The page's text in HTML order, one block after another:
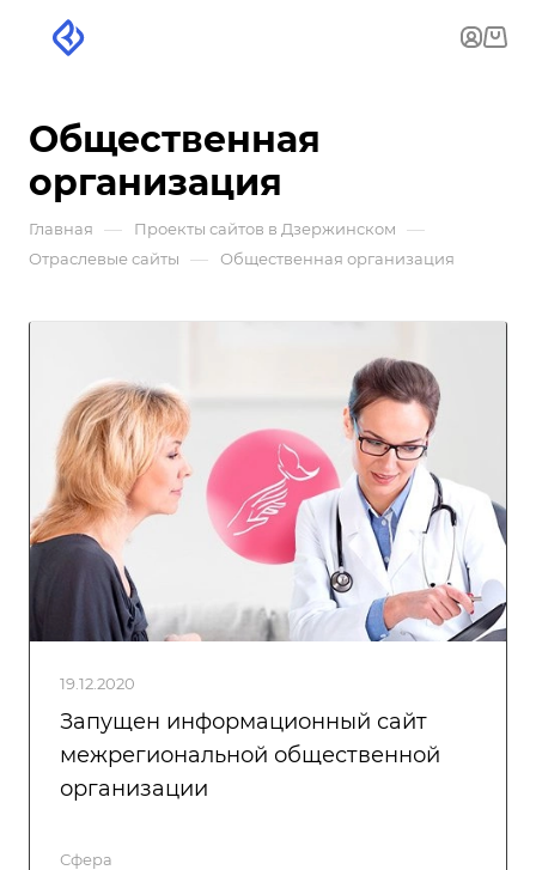
Общественная
организация
Главная — Проекты сайтов в Дзержинском —
Отраслевые сайты — Общественная организация
19.12.2020
Запущен информационный сайт
межрегиональной общественной
организации
Сфера